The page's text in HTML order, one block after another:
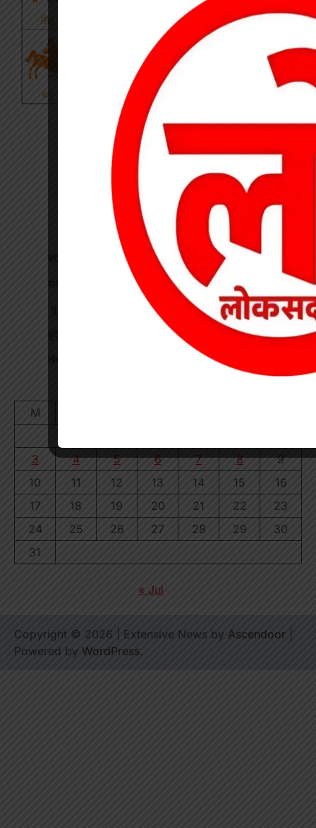
ब्रेकिंग : खेत में विवाद के बाद महिला की संदिग्ध मौत, पति फरार
श्रद्धा पेट्रोल पंप तिवारता में पुलिस का छापा गड़बड़ी की आशंका
भू-प्रभावित युवाओं को रोजगार देने की मांग, महाप्रबंधक को सौंपा ज्ञापन
बुंदेली-सुतर्रा मार्ग की बदहाली पर चक्काजाम, चार घंटे थमे वाहनों के पहिए
M
3
4 5 6 7 8
9
10
11 12 13 14 15
16
17
18 19 20 21 22
23
24
25 26 27 28 29
30
31
« Jul
Copyright © 2026 | Extensive News by Ascendoor
Powered by WordPress.